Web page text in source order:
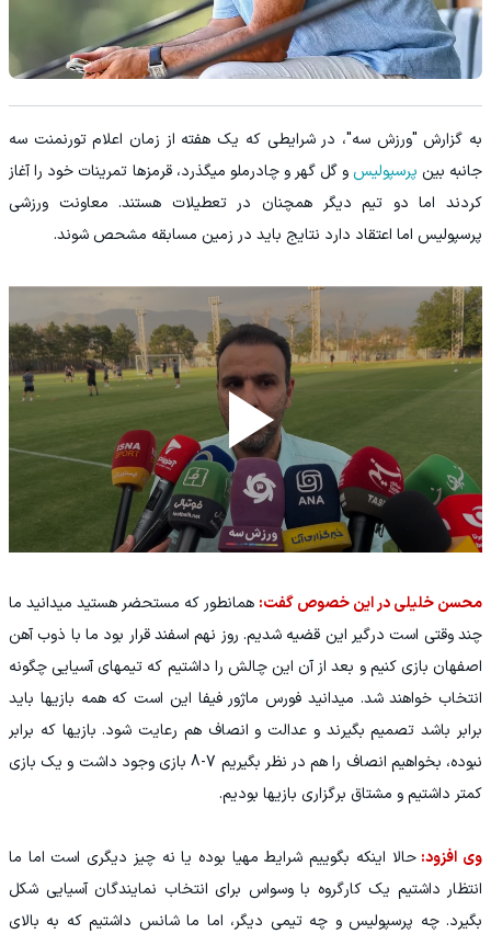
به گزارش "ورزش سه"، در شرایطی که یک هفته از زمان اعلام تورنمنت سه
جانبه بین پرسپولیس و گل گهر و چادرملو میگذرد، قرمزها تمرینات خود را آغاز
کردند اما دو تیم دیگر همچنان در تعطیلات هستند. معاونت ورزشی
پرسپولیس اما اعتقاد دارد نتایج باید در زمین مسابقه مشحص شوند.
محسن خلیلی در این خصوص گفت: همانطور که مستحضر هستید میدانید ما
چند وقتی است درگیر این قضیه شدیم. روز نهم اسفند قرار بود ما با ذوب آهن
اصفهان بازی کنیم و بعد از آن این چالش را داشتیم که تیمهای آسیایی چگونه
انتخاب خواهند شد. میدانید فورس ماژور فیفا این است که همه بازیها باید
برابر باشد تصمیم بگیرند و عدالت و انصاف هم رعایت شود. بازیها که برابر
نبوده، بخواهیم انصاف را هم در نظر بگیریم 7-8 بازی وجود داشت و یک بازی
کمتر داشتیم و مشتاق برگزاری بازیها بودیم.
وی افزود:حالا اینکه بگوییم شرایط مهیا بوده یا نه چیز دیگری است اما ما
انتظار داشتیم یک کارگروه با وسواس برای انتخاب نمایندگان آسیایی شکل
بگیرد. چه پرسپولیس و چه تیمی دیگر، اما ما شانس داشتیم که به بالای